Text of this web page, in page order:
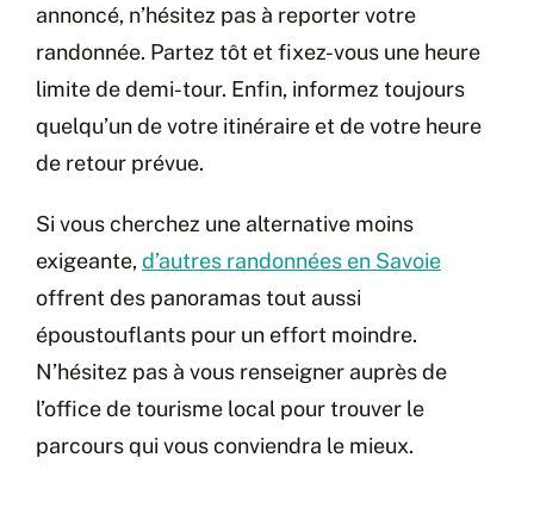
annoncé, n’hésitez pas à reporter votre
randonnée. Partez tôt et fixez-vous une heure
limite de demi-tour. Enfin, informez toujours
quelqu’un de votre itinéraire et de votre heure
de retour prévue.
Si vous cherchez une alternative moins
exigeante, d’autres randonnées en Savoie
offrent des panoramas tout aussi
époustouflants pour un effort moindre.
N’hésitez pas à vous renseigner auprès de
l’office de tourisme local pour trouver le
parcours qui vous conviendra le mieux.